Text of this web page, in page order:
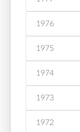
1976
1975
1974
1973
1972